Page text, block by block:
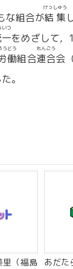
な組合が結集
けっしゅう
いつ
をめざして
働
うどう
組合連合
れんごう
会
。
里（福島
あだた